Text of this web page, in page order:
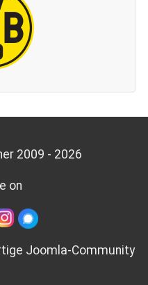
2009 - 2026
on
Joomla-Community